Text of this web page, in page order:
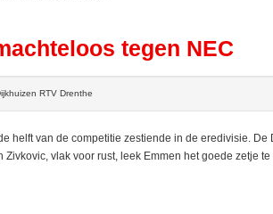
tegen NEC
RTV Drenthe
helft van de competitie zestiende in de eredivisie.
vlak voor rust, leek Emmen het goede zetje